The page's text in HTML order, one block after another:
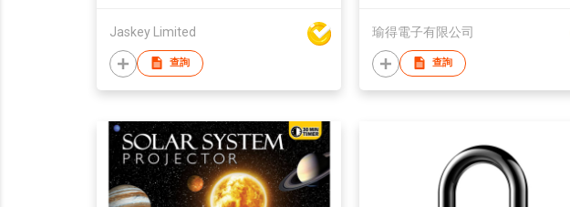
Jaskey Limited
查詢
瑜得電子有限公司
查詢